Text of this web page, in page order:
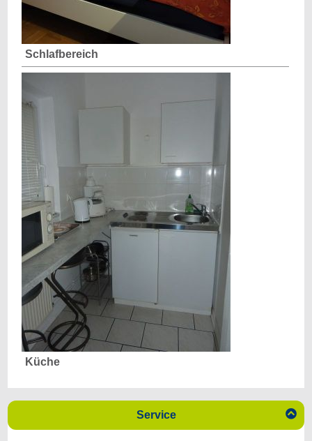
Schlafbereich
Küche
Service 